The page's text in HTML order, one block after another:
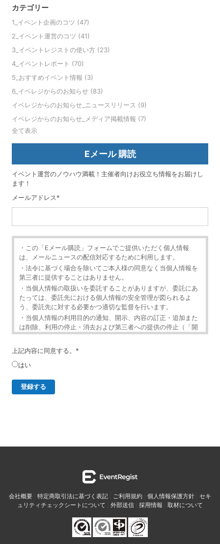
カテゴリー
1_イベント企画のコツ (47)
2_イベント運営のコツ (41)
3_イベントレジストの使い方 (23)
4_イベントレポート (70)
5_おすすめイベント情報 (3)
6_イベレジからのお知らせ (83)
イベレジからのお知らせ_ニュースリリース (9)
イベレジからのお知らせ_メディア掲載情報 (7)
全て表示
Eメール 購読
イベント運営のノウハウ満載！主催者向けお役立ち情報をお届けし
ます！
メールアドレス*
・この「Eメール購読」フォームでご提供いただく個人情報
は、メールニュースの配信対応するために利用します。
・法令に基づく場合を除いてご本人様の同意なく当個人情報を
第三者に提供することはありません。
・当個人情報の取扱いを委託することがありますが、委託にあ
たっては、委託先における個人情報の安全管理が図られるよ
う、委託先に対する必要かつ適切な監督を行います。
・当個人情報の利用目的の通知、開示、内容の訂正・追加また
は削除、利用の停止・消去および第三者への提供の停止（「開
示等」といいます。）を受け付けております。
・開示等の求めは、以下の「個人情報苦情及び相談窓口」で受
け付けます。
・ご入力頂く情報の提供は任意となっております。ただし、正
信に対応できないことがあります。
contact@eventregist.com
個人情報苦情及び相談窓口
E-Mail ： contact@eventregist.com
受付時間 ： 10:00～18:00
※土日、祝日、年末年始、GW期間は翌営業日以降の対応とさせ
上記内容に同意する。 *
はい
会社概要 特定商取引法に基づく表記 ご利用規約 個人情報保護方針
セキ
ュリティチェックシートについて
外部送信 採用情報 取材について